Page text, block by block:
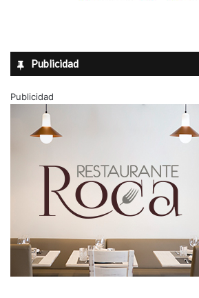
Publicidad
Publicidad